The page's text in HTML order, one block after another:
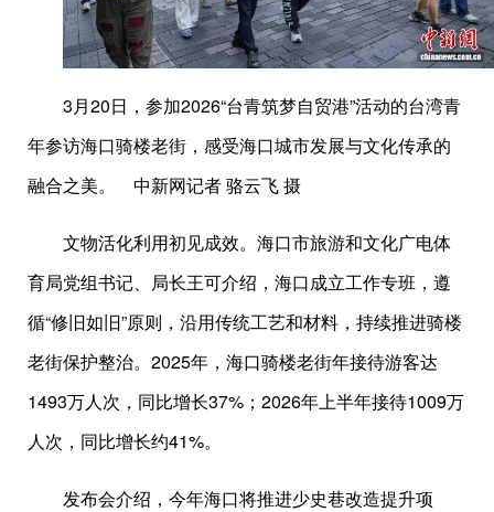
3月20日，参加2026“台青筑梦自贸港”活动的台湾青
年参访海口骑楼老街，感受海口城市发展与文化传承的
融合之美。 中新网记者 骆云飞 摄
文物活化利用初见成效。海口市旅游和文化广电体
育局党组书记、局长王可介绍，海口成立工作专班，遵
循“修旧如旧”原则，沿用传统工艺和材料，持续推进骑楼
老街保护整治。2025年，海口骑楼老街年接待游客达
1493万人次，同比增长37%；2026年上半年接待1009万
人次，同比增长约41%。
发布会介绍，今年海口将推进少史巷改造提升项